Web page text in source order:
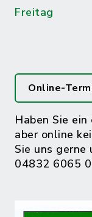
Freitag
Online-
Haben Sie
aber online
Sie uns
04832 6065